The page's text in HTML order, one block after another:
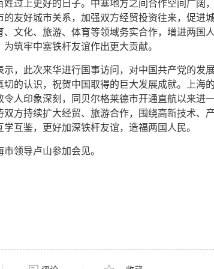
姓过上更好的日子。中塞地方之间合作空间广阔
友好城市关系，加强双方经贸投资往来，促进
文化、旅游、体育等领域务实合作，增进两国
筑牢中塞铁杆友谊作出更大贡献。
，此次来华进行国事访问，对中国共产党的发
的认识，祝贺中国取得的巨大发展成就。上海
人印象深刻，同贝尔格莱德市开通直航以来进
方持续扩大经贸、旅游合作，围绕高新技术、
互鉴，更好加深铁杆友谊，造福两国人民。
领导卢山参加会见。